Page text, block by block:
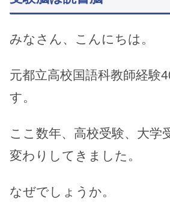
みなさん、こんにちは。
元都立高校国語科教師経験
す。
ここ数年、高校受験、大学
変わりしてきました。
なぜでしょうか。